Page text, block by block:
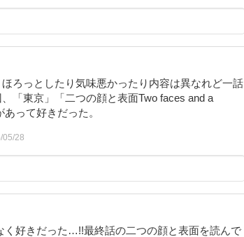
ろっとしたり気味悪かったり内容は異なれど一話
「東京」「二つの顔と表面Two faces and a
って好きだった。
05/28
く好きだった…!!最終話の二つの顔と表面を読んで